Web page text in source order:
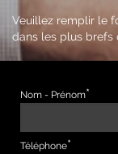
Veuillez remplir le
dans les plus brefs
Nom - Prénom
Téléphone